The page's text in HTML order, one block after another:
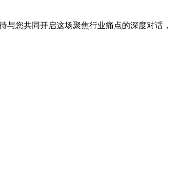
您共同开启这场聚焦行业痛点的深度对话，